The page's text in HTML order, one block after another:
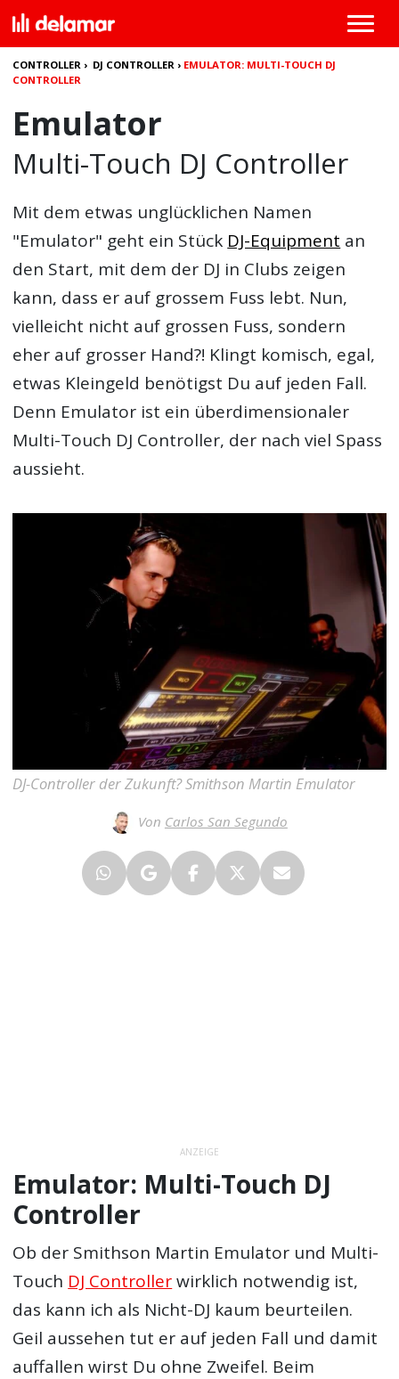
CONTROLLER › DJ CONTROLLER › EMULATOR: MULTI-TOUCH DJ
CONTROLLER
Emulator
Multi-Touch DJ Controller
Mit dem etwas unglücklichen Namen
"Emulator" geht ein Stück DJ-Equipment an
den Start, mit dem der DJ in Clubs zeigen
kann, dass er auf grossem Fuss lebt. Nun,
vielleicht nicht auf grossen Fuss, sondern
eher auf grosser Hand?! Klingt komisch, egal,
etwas Kleingeld benötigst Du auf jeden Fall.
Denn Emulator ist ein überdimensionaler
Multi-Touch DJ Controller, der nach viel Spass
aussieht.
DJ-Controller der Zukunft? Smithson Martin Emulator
Von Carlos San Segundo
ANZEIGE
Emulator: Multi-Touch DJ
Controller
Ob der Smithson Martin Emulator und Multi-
Touch DJ Controllerwirklich notwendig ist,
das kann ich als Nicht-DJ kaum beurteilen.
Geil aussehen tut er auf jeden Fall und damit
auffallen wirst Du ohne Zweifel. Beim